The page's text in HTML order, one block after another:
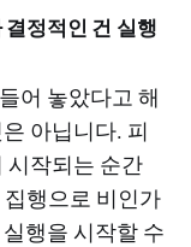
정적인 건 실행
어 놓았다고 해
아닙니다. 피
시작되는 순간
행으로 비인가
행을 시작할 수